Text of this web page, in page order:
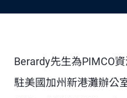
Berardy先生為PIMCO
駐美國加州新港灘辦公